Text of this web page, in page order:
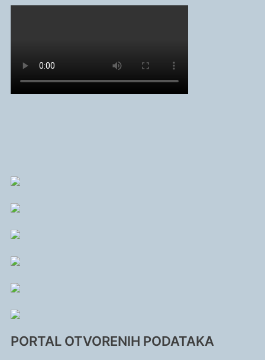
PORTAL OTVORENIH PODATAKA